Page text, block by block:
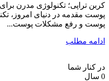
کربن تراپی؛ تکنولوژی مدرن
پوست مقدمه در دنیای امروز،
پوست و رفع مشکلات پوست...
ادامه مطلب
در کنار شما
0 سال